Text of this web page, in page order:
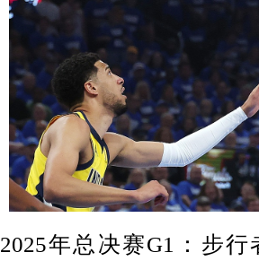
2025年总决赛G1：步